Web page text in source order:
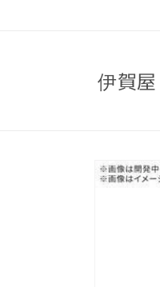
伊賀屋
商品情
報にス